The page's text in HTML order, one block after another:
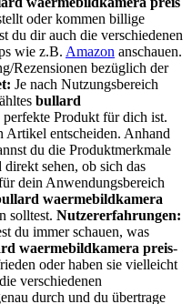
oder kommen billige
du dir auch die verschiedenen
wie z.B. Amazon anschauen.
Rezensionen bezüglich der
Je nach Nutzungsbereich
bullard
perfekte Produkt für dich ist.
Artikel entscheiden. Anhand
du die Produktmerkmale
sehen, ob sich das
dein Anwendungsbereich
waermebildkamera
solltest. Nutzererfahrungen:
du immer schauen, was
waermebildkamera preis-
oder haben sie vielleicht
verschiedenen
durch und du übertrage